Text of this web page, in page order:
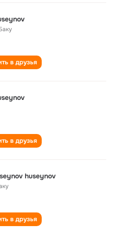
в друзья
в друзья
huseynov
в друзья